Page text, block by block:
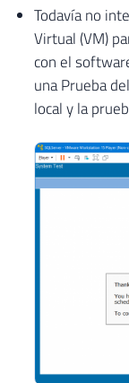
Todavía no
Virtual (VM)
con el
una Prueba
local y la